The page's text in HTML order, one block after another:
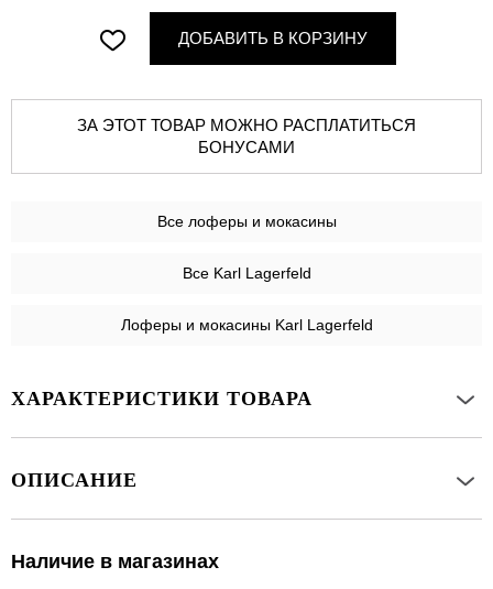
ДОБАВИТЬ В КОРЗИНУ
ЗА ЭТОТ ТОВАР МОЖНО РАСПЛАТИТЬСЯ
БОНУСАМИ
Все лоферы и мокасины
Все Karl Lagerfeld
Лоферы и мокасины Karl Lagerfeld
ХАРАКТЕРИСТИКИ ТОВАРА
ОПИСАНИЕ
Наличие в магазинах